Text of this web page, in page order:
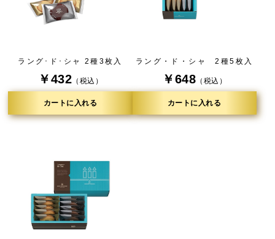
ラング･ド･シャ 2種3枚入
￥432 （税込）
カートに入れる
ラング・ド・シャ 2種5枚入
￥648 （税込）
カートに入れる